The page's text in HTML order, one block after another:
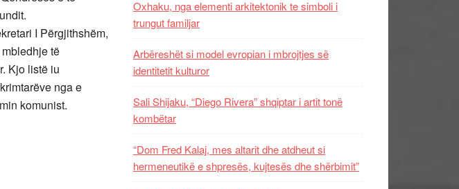
I Përgjithshëm,
të
Kjo listë iu
nga e
komunist.
Oxhaku, nga elementi arkitektonik te simboli i
trungut familjar
Arbëreshët si model evropian i mbrojtjes së
identitetit kulturor
Sali Shijaku, “Diego Rivera” shqiptar i artit tonë
kombëtar
“Dom Fred Kalaj, mes altarit dhe atdheut si
hermeneutikë e shpresës, kujtesës dhe shërbimit”